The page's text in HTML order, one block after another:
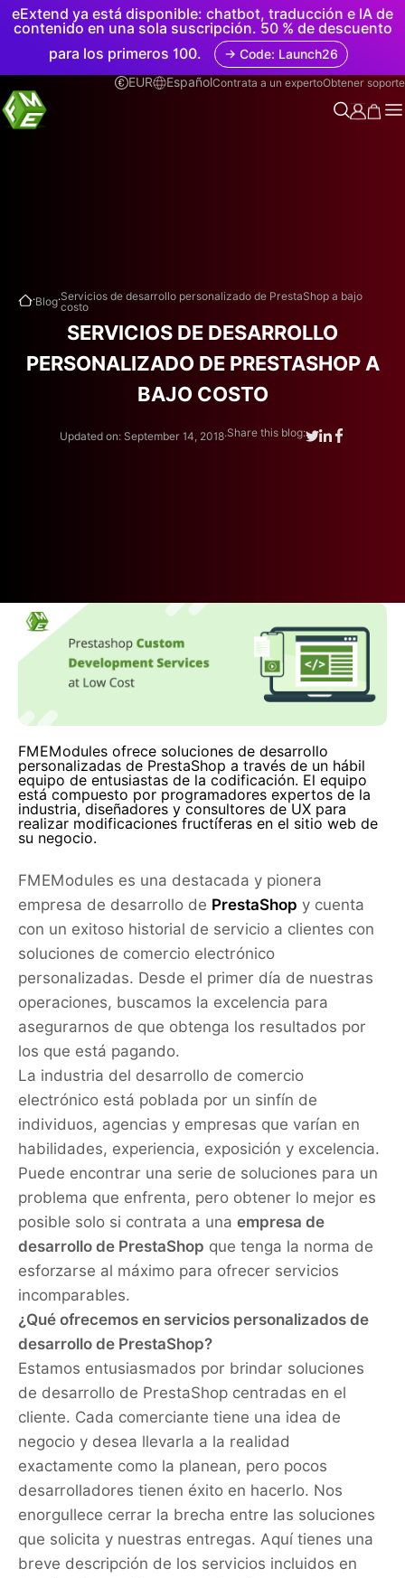
eExtend ya está disponible: chatbot, traducción e IA de
contenido en una sola suscripción. 50 % de descuento
para los primeros 100.
→ Code: Launch26
EUR
EspañolContrata a un expertoObtener soporte
.Blog.Servicios de desarrollo personalizado de PrestaShop a bajo
costo
SERVICIOS DE DESARROLLO
PERSONALIZADO DE PRESTASHOP A
BAJO COSTO
Updated on: September 14, 2018.Share this blog:
FMEModules ofrece soluciones de desarrollo
personalizadas de PrestaShop a través de un hábil
equipo de entusiastas de la codificación. El equipo
está compuesto por programadores expertos de la
industria, diseñadores y consultores de UX para
realizar modificaciones fructíferas en el sitio web de
su negocio.
FMEModules es una destacada y pionera
empresa de desarrollo de PrestaShop y cuenta
con un exitoso historial de servicio a clientes con
soluciones de comercio electrónico
personalizadas. Desde el primer día de nuestras
operaciones, buscamos la excelencia para
asegurarnos de que obtenga los resultados por
los que está pagando.
La industria del desarrollo de comercio
electrónico está poblada por un sinfín de
individuos, agencias y empresas que varían en
habilidades, experiencia, exposición y excelencia.
Puede encontrar una serie de soluciones para un
problema que enfrenta, pero obtener lo mejor es
posible solo si contrata a una empresa de
desarrollo de PrestaShop que tenga la norma de
esforzarse al máximo para ofrecer servicios
incomparables.
¿Qué ofrecemos en servicios personalizados de
desarrollo de PrestaShop?
Estamos entusiasmados por brindar soluciones
de desarrollo de PrestaShop centradas en el
cliente. Cada comerciante tiene una idea de
negocio y desea llevarla a la realidad
exactamente como la planean, pero pocos
desarrolladores tienen éxito en hacerlo. Nos
enorgullece cerrar la brecha entre las soluciones
que solicita y nuestras entregas. Aquí tienes una
breve descripción de los servicios incluidos en